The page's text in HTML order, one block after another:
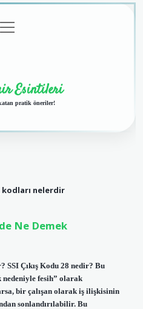
menüyü
aç
Esintileri
pratik öneriler!
kodları nelerdir
Ne Demek
SSI Çıkış Kodu 28 nedir? Bu
nedeniyle fesih” olarak
bir çalışan olarak iş ilişkisinin
sonlandırılabilir. Bu